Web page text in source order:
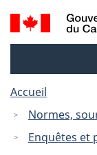
Recherche
et
Accueil
Normes,
Enquêtes et